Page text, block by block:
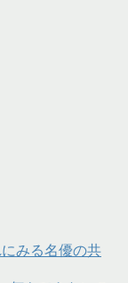
みる名優の共